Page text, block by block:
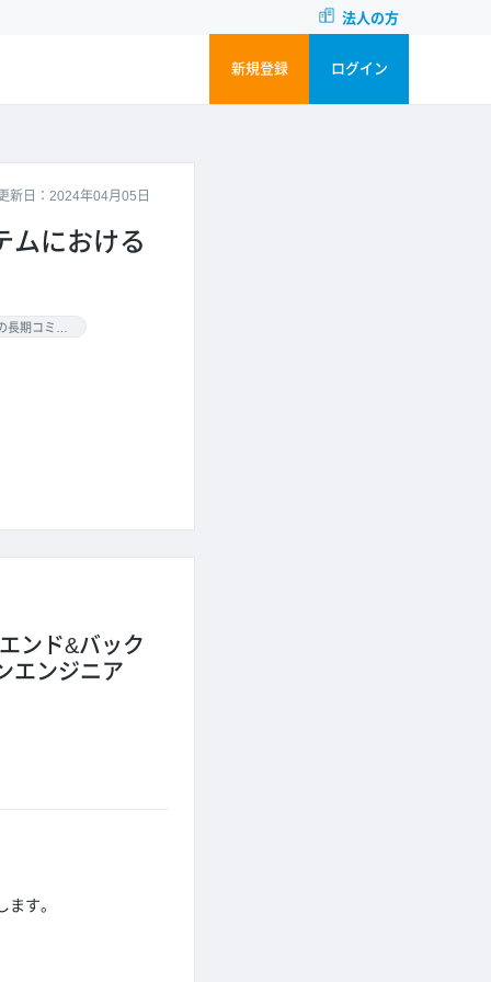
法人の方
新規登録 ログイン
新日：2024年04月05日
ムにおける
ンド&バック
エンジニア
す。